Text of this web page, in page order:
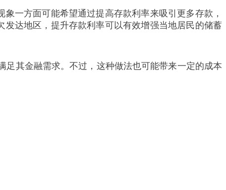
一方面可能希望通过提高存款利率来吸引更多存款，
达地区，提升存款利率可以有效增强当地居民的储蓄
足其金融需求。不过，这种做法也可能带来一定的成本